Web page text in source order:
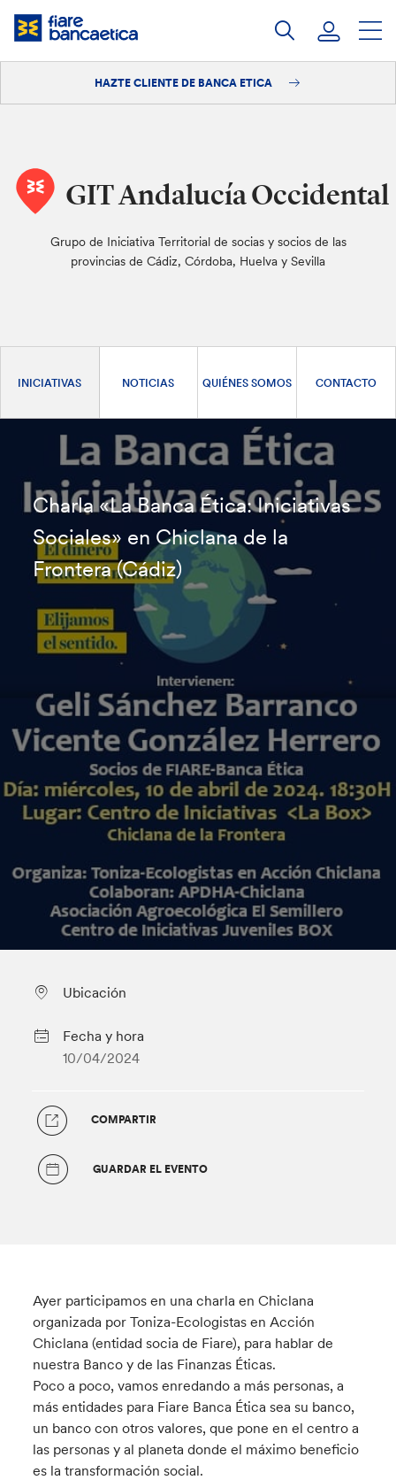
Saltar
HAZTE CLIENTE DE BANCA ETICA
GIT Andalucía Occidental
Grupo de Iniciativa Territorial de socias y socios de las
provincias de Cádiz, Córdoba, Huelva y Sevilla
INICIATIVAS NOTICIAS QUIÉNES SOMOS CONTACTO
Charla «La Banca Ética: Iniciativas
Sociales» en Chiclana de la
Frontera (Cádiz)
Ubicación
Fecha y hora
10/04/2024
COMPARTIR
GUARDAR EL EVENTO
Ayer participamos en una charla en Chiclana
organizada por Toniza-Ecologistas en Acción
Chiclana (entidad socia de Fiare), para hablar de
nuestra Banco y de las Finanzas Éticas.
Poco a poco, vamos enredando a más personas, a
más entidades para Fiare Banca Ética sea su banco,
un banco con otros valores, que pone en el centro a
las personas y al planeta donde el máximo beneficio
es la transformación social.